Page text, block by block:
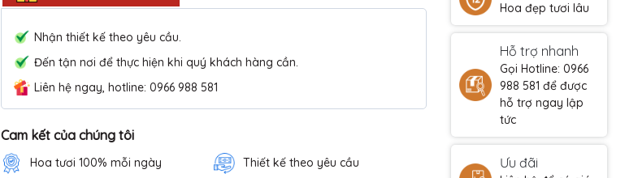
Nhận thiết kế theo yêu cầu.
Đến tận nơi để thực hiện khi quý khách hàng cần.
Liên hệ ngay, hotline: 0966 988 581
Cam kết của chúng tôi
Hoa tươi 100% mỗi ngày
Thiết kế theo yêu cầu
Hoa đẹp tươi lâu
Hỗ trợ nhanh
Gọi Hotline: 0966
988 581 để được
hỗ trợ ngay lập
tức
Ưu đãi